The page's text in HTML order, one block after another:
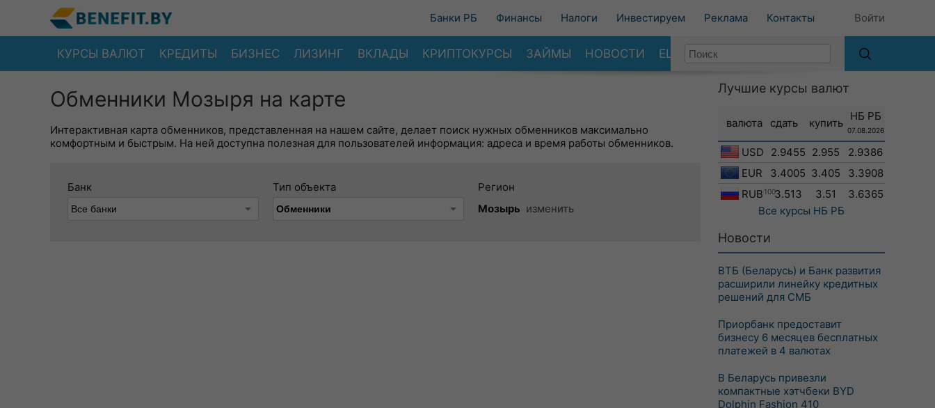
Банки РБ Финансы Налоги Инвестируем Реклама Контакты Войти
КУРСЫ ВАЛЮТ КРЕДИТЫ БИЗНЕС ЛИЗИНГ ВКЛАДЫ КРИПТОКУРСЫ ЗАЙМЫ НОВОСТИ ЕЩЕ
Обменники Мозыря на карте
Интерактивная карта обменников, представленная на нашем сайте, делает поиск нужных обменников максимально
комфортным и быстрым. На ней доступна полезная для пользователей информация: адреса и время работы обменников.
Банк Тип объекта
Регион
Мозырь изменить
Лучшие курсы валют
валюта сдать купить
НБ РБ
07.08.2026
USD 2.9455 2.955
2.9386
EUR
3.4005 3.405
3.3908
RUB 1003.513 3.51
3.6365
Все курсы НБ РБ
Новости
ВТБ (Беларусь) и Банк развития
расширили линейку кредитных
решений для СМБ
Приорбанк предоставит
бизнесу 6 месяцев бесплатных
платежей в 4 валютах
В Беларусь привезли
компактные хэтчбеки BYD
Dolphin Fashion 410